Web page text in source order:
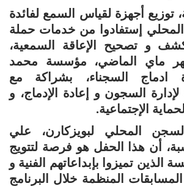
توزيع أجهزة لقياس السمع لفائدة
المحلي إستفادوا من خدمات حملة
و تصحيح الإعاقة السمعية،
ماي الماضي، مؤسسة محمد
ادماج السجناء، بشراكة مع
لإدارة السجون و إعادة الإدماج، و
الإجتماعية.
المحلي لبويزكارن، علي
أن هذا الحفل هو فرصة لتتويج
الذين تميزوا بإبداعاتهم الفنية و
المنظمة خلال البرنامج